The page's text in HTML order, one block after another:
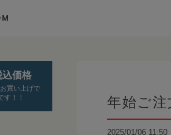
年始ご
2025/01/06 11:50
込価格
買い上げで
す！！